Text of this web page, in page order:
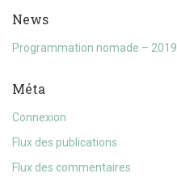
News
Programmation nomade – 2019
Méta
Connexion
Flux des publications
Flux des commentaires